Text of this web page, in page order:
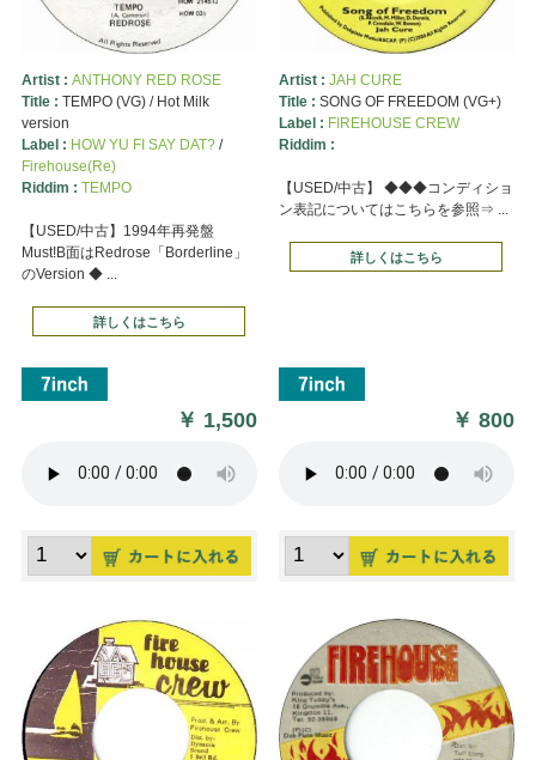
Artist : ANTHONY RED ROSE
Title : TEMPO (VG) / Hot Milk
version
Label : HOW YU FI SAY DAT?/
Firehouse(Re)
Riddim : TEMPO
【USED/中古】1994年再発盤
Must!B面はRedrose「Borderline」
のVersion ◆ ...
詳しくはこちら
￥ 1,500
Artist : JAH CURE
Title : SONG OF FREEDOM (VG+)
Label : FIREHOUSE CREW
Riddim :
【USED/中古】 ◆◆◆コンディショ
ン表記についてはこちらを参照⇒ ...
詳しくはこちら
￥800